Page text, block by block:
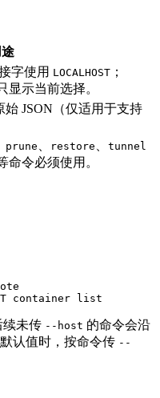
途
字使用 LOCALHOST ；
显示当前选择。
JSON（仅适用于支持
prune restore
tunnel
命令必须使用。
container list
续未传 --host 的命令会沿
认值时，按命令传 --